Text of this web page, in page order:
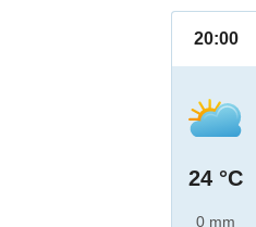
20:00
24 °C
0 mm